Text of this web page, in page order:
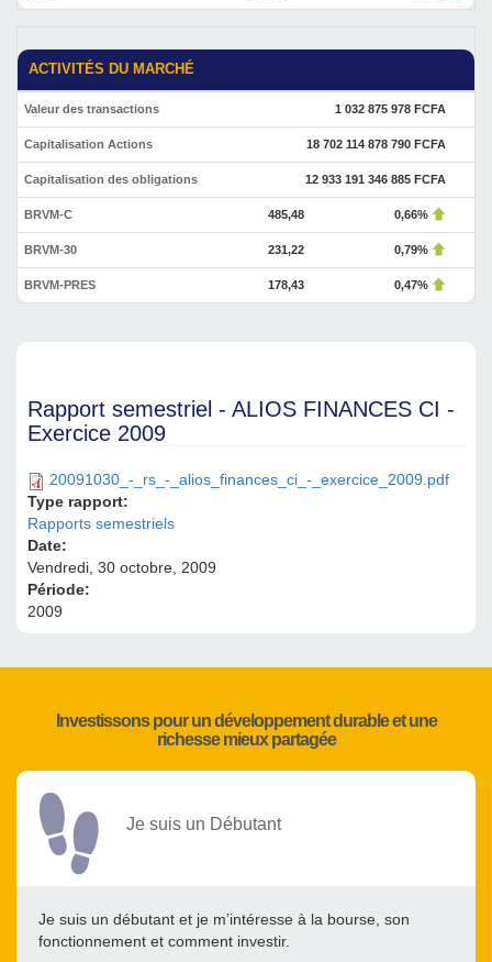
ACTIVITÉS DU MARCHÉ
Valeur des transactions 1 032 875 978 FCFA
Capitalisation Actions 18 702 114 878 790 FCFA
Capitalisation des obligations 12 933 191 346 885 FCFA
BRVM-C 485,48 0,66%
BRVM-30 231,22 0,79%
BRVM-PRES 178,43 0,47%
Rapport semestriel - ALIOS FINANCES CI -
Exercice 2009
20091030_-_rs_-_alios_finances_ci_-_exercice_2009.pdf
Type rapport:
Rapports semestriels
Date:
Vendredi, 30 octobre, 2009
Période:
2009
Investissons pour un développement durable et une
richesse mieux partagée
Je suis un Débutant
Je suis un débutant et je m’intéresse à la bourse, son
fonctionnement et comment investir.